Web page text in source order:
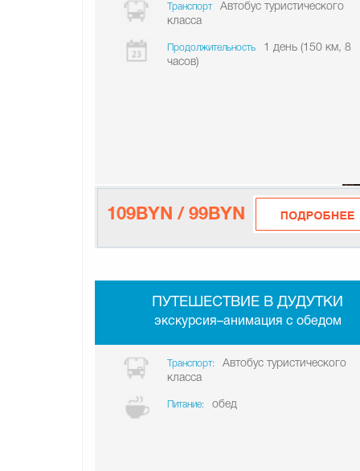
Транспорт
Автобус туристического
класса
Продолжительность
1 день (150 км, 8
часов)
109BYN / 99BYN
ПУТЕШЕСТВИЕ В ДУДУТКИ
экскурсия–анимация с обедом
Транспорт:
Автобус туристического
класса
Питание: обед